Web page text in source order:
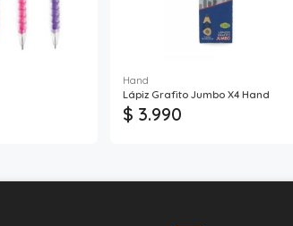
Hand
Lápiz Grafito Jumbo X4 Hand
$ 3.990